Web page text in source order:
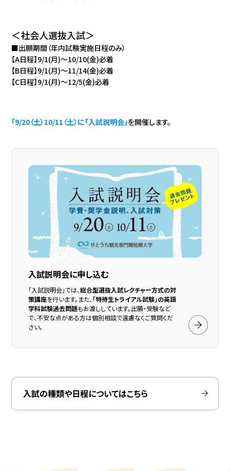
＜社会人選抜入試＞
■出願期間（年内試験実施日程のみ）
【A日程】9/1(月)～10/10(金)必着
【B日程】9/1(月)～11/14(金)必着
【C日程】9/1(月)～12/5(金)必着
「9/20（土）10/11（土）に「入試説明会」を開催します。
入試説明会に申し込む
「入試説明会」では、総合型選抜入試レクチャー方式の対
策講座を行います。また、 「特待生トライアル試験」の英語
学科試験過去問題もお渡ししています。出願・受験など
で、不安な点がある方は個別相談で遠慮なくご質問くだ
さい。
入試の種類や日程についてはこちら